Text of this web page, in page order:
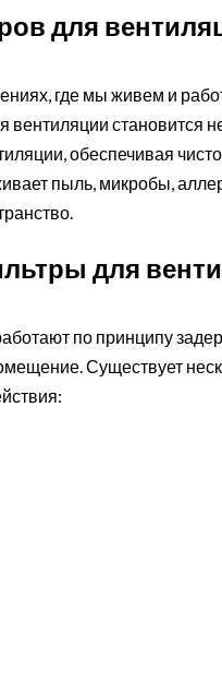
для
где мы живем и
вентиляции становится
обеспечивая
пыль, микробы,
для
по принципу
Существует